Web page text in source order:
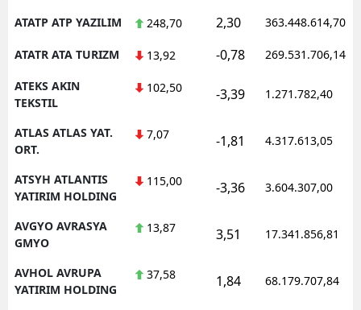
ATATP ATP YAZILIM 248,70 2,30 363.448.614,70
ATATR ATA TURIZM 13,92 -0,78 269.531.706,14
ATEKS AKIN
TEKSTIL
102,50 -3,39 1.271.782,40
ATLAS ATLAS YAT.
ORT.
7,07 -1,81 4.317.613,05
ATSYH ATLANTIS
YATIRIM HOLDING
115,00 -3,36 3.604.307,00
AVGYO AVRASYA
GMYO
13,87 3,51 17.341.856,81
AVHOL AVRUPA
YATIRIM HOLDING
37,58 1,84 68.179.707,84